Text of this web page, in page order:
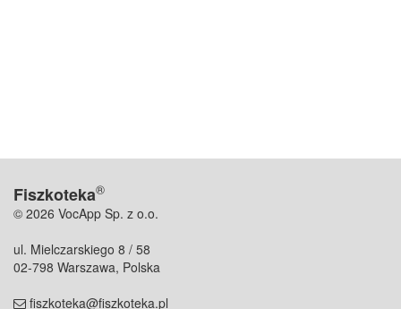
Fiszkoteka®
© 2026 VocApp Sp. z o.o.
ul. Mielczarskiego 8 / 58
02-798 Warszawa, Polska
fiszkoteka@fiszkoteka.pl